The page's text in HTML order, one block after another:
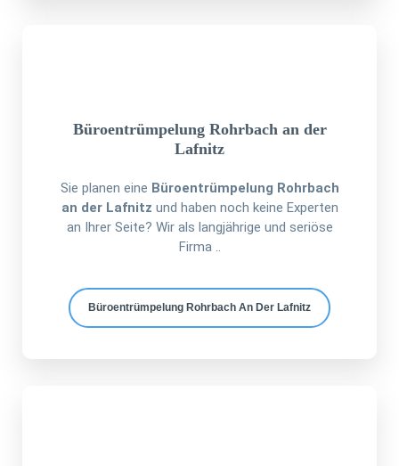
Büroentrümpelung Rohrbach an der
Lafnitz
Sie planen eine Büroentrümpelung Rohrbach
an der Lafnitz und haben noch keine Experten
an Ihrer Seite? Wir als langjährige und seriöse
Firma ..
Büroentrümpelung Rohrbach An Der Lafnitz